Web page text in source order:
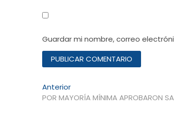
Guardar mi nombre, correo
Navegación
de
AnteriorEntrada
anterior:
POR MAYORÍA MÍNIMA APROBARON